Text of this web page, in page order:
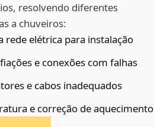
resolvendo diferentes
a chuveiros:
rede elétrica para instalação
e conexões com falhas
e cabos inadequados
e correção de aquecimento